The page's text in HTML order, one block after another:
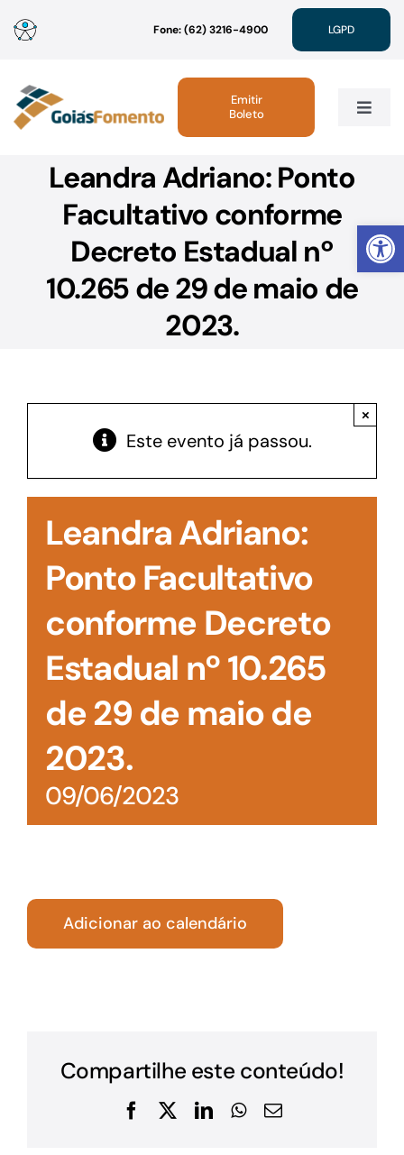
Abrir
para
conteúdo
Fone: (62) 3216-4900 LGPD
Toggle
Institucional
Atendimento
Emitir
Boleto
Leandra Adriano: Ponto
Facultativo conforme
Decreto Estadual nº
10.265 de 29 de maio de
2023.
Este evento já passou.
×
Leandra Adriano:
Ponto Facultativo
conforme Decreto
Estadual nº 10.265
de 29 de maio de
2023.
09/06/2023
Adicionar ao calendário
Compartilhe este conteúdo!
Facebook
X LinkedInWhatsApp
E-